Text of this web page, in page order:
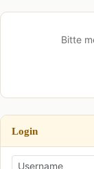
Bitte
Login